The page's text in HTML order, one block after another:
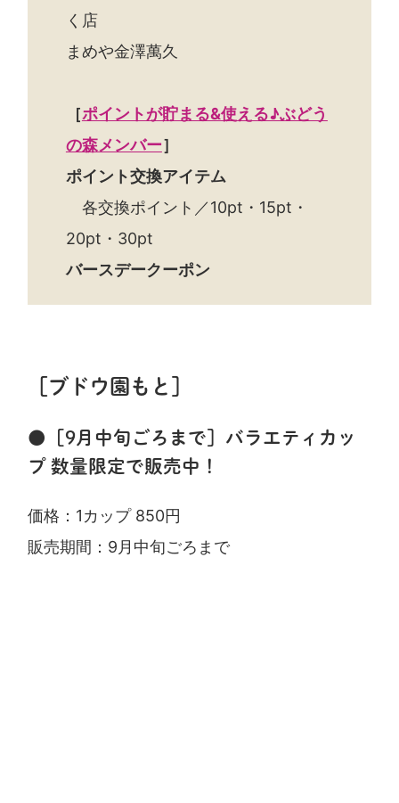
く店
まめや金澤萬久
［ポイントが貯まる&使える♪ぶどう
の森メンバー］
ポイント交換アイテム
各交換ポイント／10pt・15pt・
20pt・30pt
バースデークーポン
［ブドウ園もと］
●［9月中旬ごろまで］バラエティカッ
プ 数量限定で販売中！
価格：1カップ 850円
販売期間：9月中旬ごろまで